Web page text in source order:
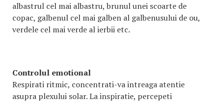
albastrul cel mai albastru, brunul unei scoarte de
copac, galbenul cel mai galben al galbenusului de ou,
verdele cel mai verde al ierbii etc.
Controlul emotional
Respirati ritmic, concentrati-va intreaga atentie
asupra plexului solar. La inspiratie, percepeti